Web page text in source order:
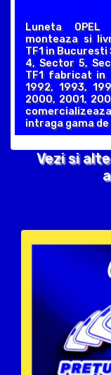
Luneta
monteaza si
TF1 in
4, Sector 5,
TF1 fabricat in
1992, 1993,
2000, 2001,
intraga gama de
Vezi si